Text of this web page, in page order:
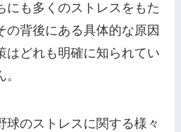
にも多くのストレスをもた
の背後にある具体的な原因
はどれも明確に知られてい
球のストレスに関する様々